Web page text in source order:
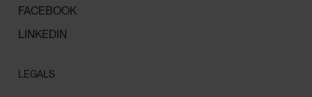
FACEBOOK
LINKEDIN
LEGALS